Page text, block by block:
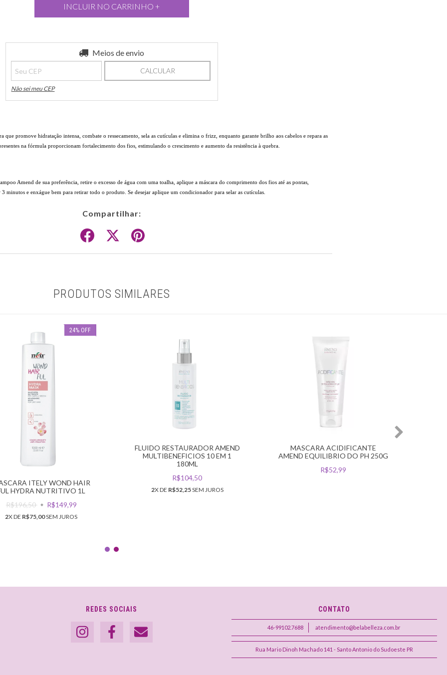
Meios de envio
CALCULAR
Não sei meu CEP
que promove hidratação intensa, combate o ressecamento, sela as cutículas e elimina o frizz, enquanto garante brilho aos cabelos e repara as
na fórmula proporcionam fortalecimento dos fios, estimulando o crescimento e aumento da resistência à quebra.
Amend de sua preferência, retire o excesso de água com uma toalha, aplique a máscara do comprimento dos fios até as pontas,
minutos e enxágue bem para retirar todo o produto. Se desejar aplique um condicionador para selar as cutículas.
Compartilhar:
PRODUTOS SIMILARES
24% OFF
ITELY WOND HAIR
HYDRA NUTRITIVO 1L
R$196,50
R$149,99
2X DE R$75,00SEM JUROS
FLUIDO RESTAURADOR AMEND
MULTIBENEFICIOS 10 EM 1
180ML
R$104,50
2X DE R$52,25SEM JUROS
MASCARA ACIDIFICANTE
AMEND EQUILIBRIO DO PH 250G
R$52,99
REDES SOCIAIS CONTATO
46-99102.7688 atendimento@belabelleza.com.br
Rua Mario Dinoh Machado 141 - Santo Antonio do Sudoeste PR